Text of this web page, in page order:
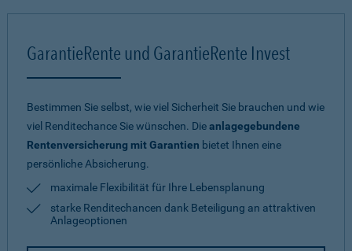
GarantieRente und GarantieRente Invest
Bestimmen Sie selbst, wie viel Sicherheit Sie brauchen und wie
viel Renditechance Sie wünschen. Dieanlagegebundene
Rentenversicherung mit Garantien bietet Ihnen eine
persönliche Absicherung.
maximale Flexibilität für Ihre Lebensplanung
starke Renditechancen dank Beteiligung an attraktiven
Anlageoptionen